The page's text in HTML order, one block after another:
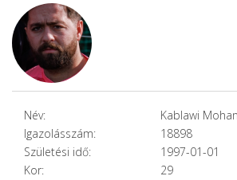
Név:
Kablawi
Igazolásszám:
18898
Születési idő:
1997-01-01
Kor:
29